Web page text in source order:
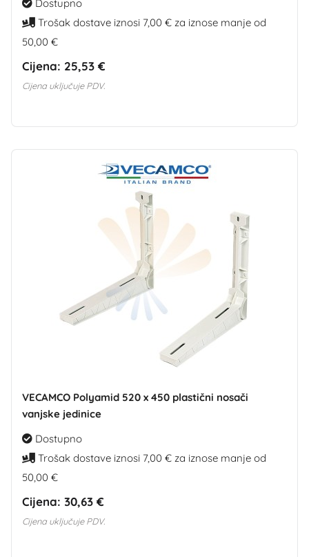
Dostupno
Trošak dostave iznosi 7,00 € za iznose manje od
50,00 €
Cijena: 25,53 €
Cijena uključuje PDV.
VECAMCO Polyamid 520 x 450 plastični nosači
vanjske jedinice
Dostupno
Trošak dostave iznosi 7,00 € za iznose manje od
50,00 €
Cijena: 30,63 €
Cijena uključuje PDV.